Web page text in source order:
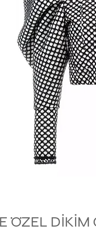
ÖZEL DİKİM